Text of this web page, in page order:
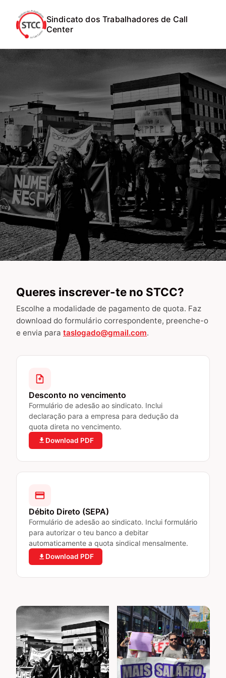
Sindicato dos Trabalhadores de Call
Center
Estamos a renovar o nosso
espaço digital
vossa paciência.
Queres inscrever-te no STCC?
Escolhe a modalidade de pagamento de quota. Faz
download do formulário correspondente, preenche-o
e envia para taslogado@gmail.com.
Desconto no vencimento
Formulário de adesão ao sindicato. Inclui
declaração para a empresa para dedução da
quota direta no vencimento.
Download PDF
Débito Direto (SEPA)
Formulário de adesão ao sindicato. Inclui formulário
para autorizar o teu banco a debitar
automaticamente a quota sindical mensalmente.
Download PDF